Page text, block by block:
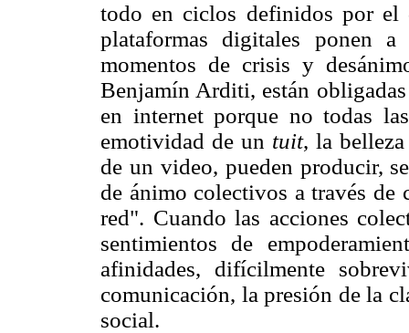
todo en ciclos definidos por el
plataformas digitales ponen a
momentos de crisis y
Benjamín Arditi, están
en internet porque no todas
emotividad de un tuit, la
de un video, pueden producir,
de ánimo colectivos a través de
red". Cuando las acciones
sentimientos de
afinidades, difícilmente
comunicación, la presión de la
social.